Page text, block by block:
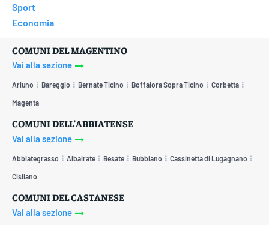
Sport
Economia
COMUNI DEL MAGENTINO
Vai alla sezione
Arluno Bareggio Bernate Ticino Boffalora Sopra Ticino Corbetta
Magenta
COMUNI DELL'ABBIATENSE
Vai alla sezione
Abbiategrasso Albairate Besate Bubbiano Cassinetta di Lugagnano
Cisliano
COMUNI DEL CASTANESE
Vai alla sezione